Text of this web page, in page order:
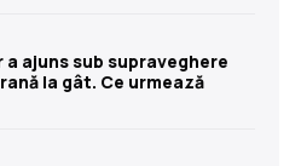
ajuns sub supraveghere
la gât. Ce urmează